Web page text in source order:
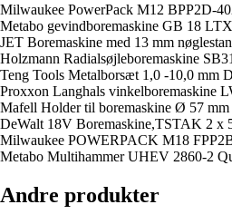
Milwaukee PowerPack M12 BPP2D-
Metabo gevindboremaskine GB 18
JET Boremaskine med 13 mm
Holzmann Radialsøjleboremaskine
Teng Tools Metalborsæt 1,0 -10,0 mm
Proxxon Langhals vinkelboremaskine
Mafell Holder til boremaskine Ø 57 mm
DeWalt 18V Boremaskine,TSTAK 2 x
Milwaukee POWERPACK M18
Metabo Multihammer UHEV 2860-2
Andre produkter